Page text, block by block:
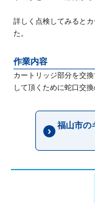
詳しく点検してみると
た。
作業内容
カートリッジ部分を交
して頂くために蛇口交換
福山市の